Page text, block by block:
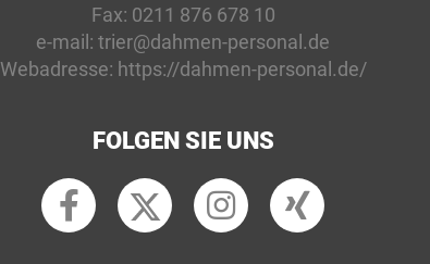
Fax: 0211 876 678 10
e-mail: trier@dahmen-personal.de
Webadresse: https://dahmen-personal.de/
FOLGEN SIE UNS